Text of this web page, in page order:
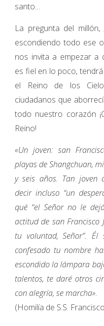
santo…
La pregunta del
escondiendo todo ese
nos invita a empezar a
es fiel en lo poco,
el Reino de los
ciudadanos que
todo nuestro corazón
Reino!
«Un joven: san
playas de Shangchuan,
y seis años. Tan joven
decir incluso “un
qué “el Señor no le
actitud de san Francisco
tu voluntad, Señor”. Él
confesado tu nombre
escondido la lámpara
talentos, te daré otros
con alegría, se marcha».
(Homilía de S.S.